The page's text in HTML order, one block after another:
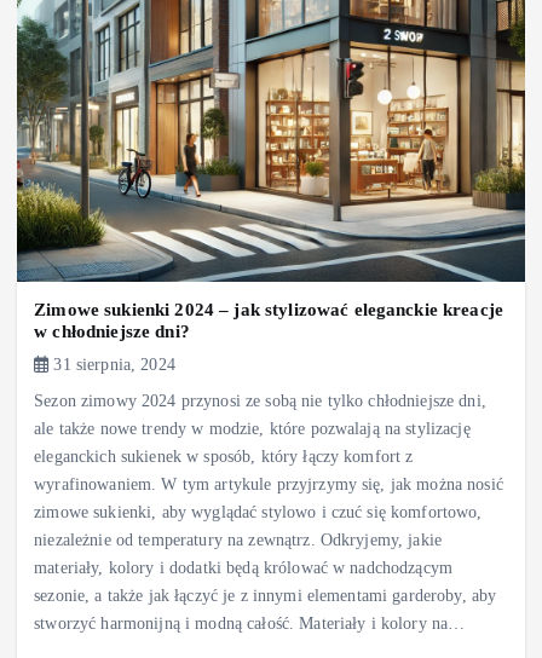
Zimowe sukienki 2024 – jak stylizować eleganckie kreacje
w chłodniejsze dni?
31 sierpnia, 2024
Sezon zimowy 2024 przynosi ze sobą nie tylko chłodniejsze dni,
ale także nowe trendy w modzie, które pozwalają na stylizację
eleganckich sukienek w sposób, który łączy komfort z
wyrafinowaniem. W tym artykule przyjrzymy się, jak można nosić
zimowe sukienki, aby wyglądać stylowo i czuć się komfortowo,
niezależnie od temperatury na zewnątrz. Odkryjemy, jakie
materiały, kolory i dodatki będą królować w nadchodzącym
sezonie, a także jak łączyć je z innymi elementami garderoby, aby
stworzyć harmonijną i modną całość. Materiały i kolory na…